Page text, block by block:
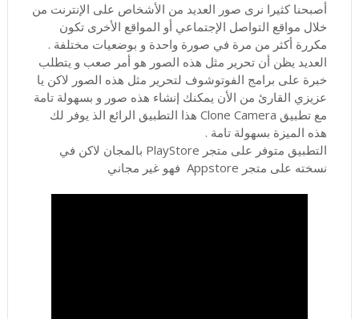
أصبحنا كثيرا نرى صور العديد من الأشخاص على الإنترنت من
خلال مواقع التواصل الإجتماعي أو المواقع الأخرى تكون
مكررة أكثر من مرة في صورة واحدة و بوضعيات مختلفة .
العديد يظن أن تحرير مثل هذه الصور هو أمر صعب و يتطلب
خبرة على برامج الفوتوشوف لتحرير مثل هذه الصور لاكن يا
عزيزي القارئ من الأن يمكنك إنشاء هذه صور و بسهولة تامة
مع تطبيق Clone Camera هذا التطبيق الرائع الذ يوفر لك
هذه الميزة بسهولة تامة .
التطبيق متوفر على متجر PlayStore بالمجان لاكن في
نسخته على متجر Appstore فهو غير مجاني